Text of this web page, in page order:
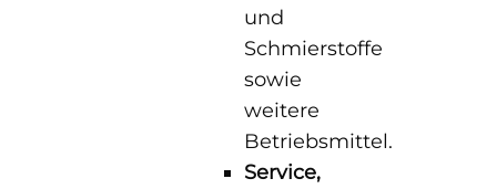
und
Schmierstoffe
sowie
weitere
Betriebsmittel.
Service,